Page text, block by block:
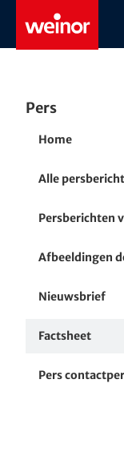
Skip to main content
Pers
Home
Alle
Persberichten
Afbeeldingen
Terras- en
Venster en
Serrezonwering
Nieuwsbrief
Factsheet
Pers